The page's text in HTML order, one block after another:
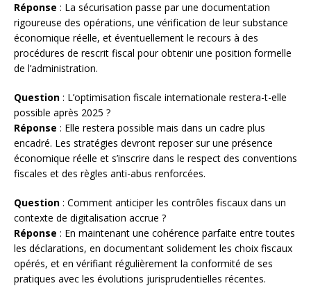
Réponse : La sécurisation passe par une documentation
rigoureuse des opérations, une vérification de leur substance
économique réelle, et éventuellement le recours à des
procédures de rescrit fiscal pour obtenir une position formelle
de l’administration.
Question : L’optimisation fiscale internationale restera-t-elle
possible après 2025 ?
Réponse : Elle restera possible mais dans un cadre plus
encadré. Les stratégies devront reposer sur une présence
économique réelle et s’inscrire dans le respect des conventions
fiscales et des règles anti-abus renforcées.
Question : Comment anticiper les contrôles fiscaux dans un
contexte de digitalisation accrue ?
Réponse : En maintenant une cohérence parfaite entre toutes
les déclarations, en documentant solidement les choix fiscaux
opérés, et en vérifiant régulièrement la conformité de ses
pratiques avec les évolutions jurisprudentielles récentes.